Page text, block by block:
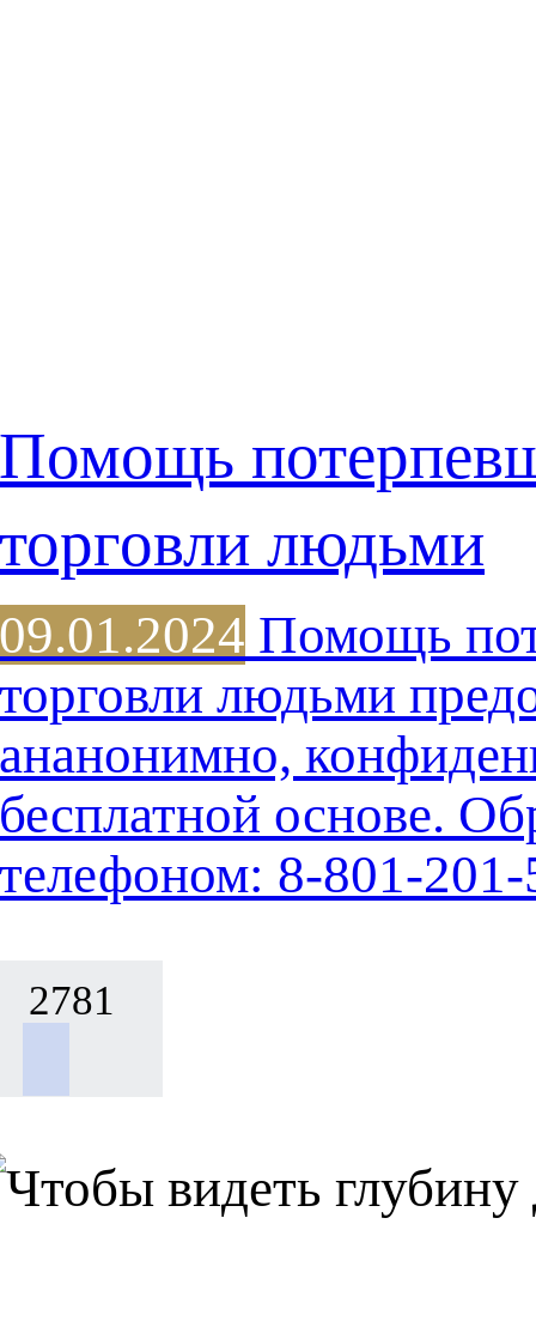
Помощь
торговли людьми
09.01.2024 Помощь
торговли людьми
ананонимно,
бесплатной основе.
телефоном: 8-801-
2781